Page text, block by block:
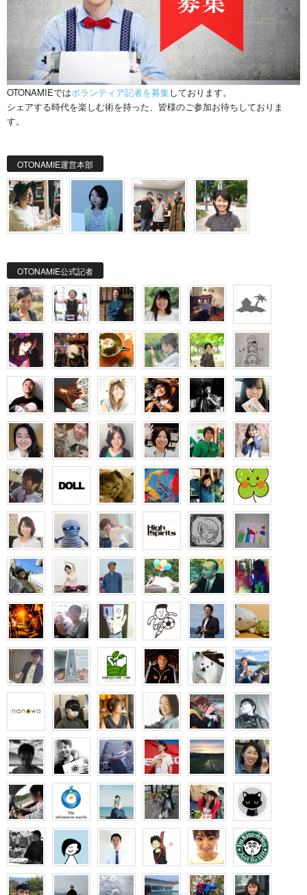
OTONAMIEではボランティア記者を募集しております。
シェアする時代を楽しむ術を持った、皆様のご参加お待ちしておりま
す。
OTONAMIE運営本部
OTONAMIE公式記者